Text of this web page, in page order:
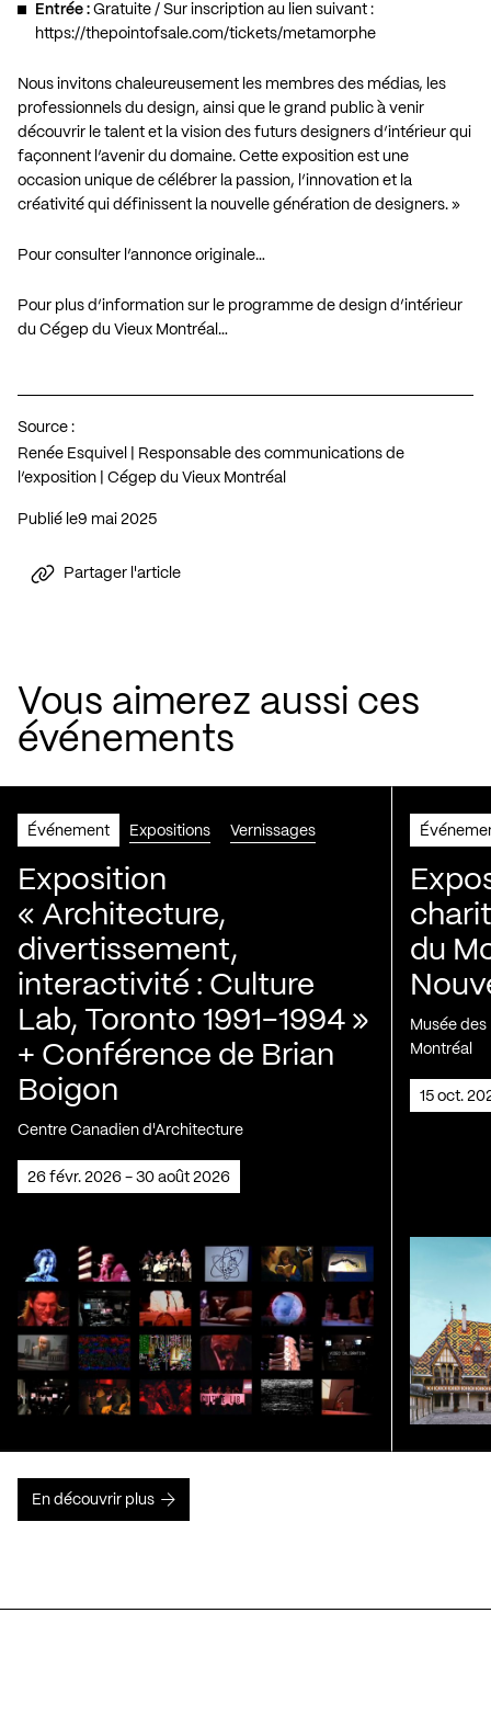
Entrée : Gratuite / Sur inscription au lien suivant :
https://thepointofsale.com/tickets/metamorphe
Nous invitons chaleureusement les membres des médias, les
professionnels du design, ainsi que le grand public à venir
découvrir le talent et la vision des futurs designers d’intérieur qui
façonnent l’avenir du domaine. Cette exposition est une
occasion unique de célébrer la passion, l’innovation et la
créativité qui définissent la nouvelle génération de designers. »
Pour consulter l’annonce originale…
Pour plus d’information sur le programme de design d’intérieur
du Cégep du Vieux Montréal…
Source :
Renée Esquivel | Responsable des communications de
l’exposition | Cégep du Vieux Montréal
Publié le 9 mai 2025
Partager l'article
Vous aimerez aussi ces
événements
Événement Expositions Vernissages
Exposition
« Architecture,
divertissement,
interactivité : Culture
Lab, Toronto 1991-1994 »
+ Conférence de Brian
Boigon
Centre Canadien d'Architecture
26 févr. 2026 - 30 août 2026
du
Musée
Montréal
15 oct.
En découvrir plus